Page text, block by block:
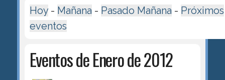
Hoy- Mañana - Pasado Mañana - Próximos
eventos
Eventos de Enero de 2012